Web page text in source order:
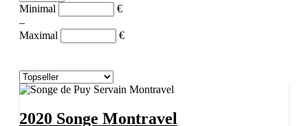
Minimal
€
–
Maximal
€
2020 Songe Montravel